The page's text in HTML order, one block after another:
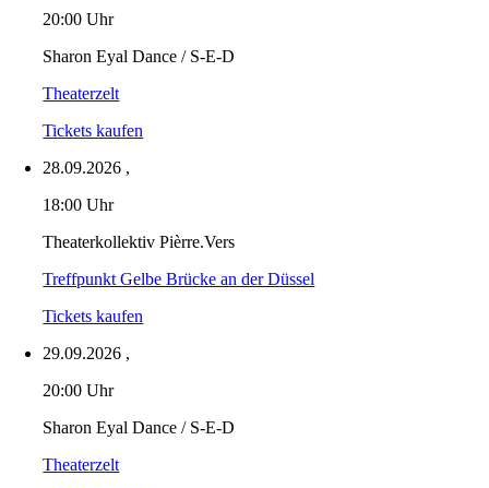
20:00 Uhr
Sharon Eyal Dance / S-E-D
Theaterzelt
Tickets kaufen
28.09.2026 ,
18:00 Uhr
Theaterkollektiv Pièrre.Vers
Treffpunkt Gelbe Brücke an der Düssel
Tickets kaufen
29.09.2026 ,
20:00 Uhr
Sharon Eyal Dance / S-E-D
Theaterzelt